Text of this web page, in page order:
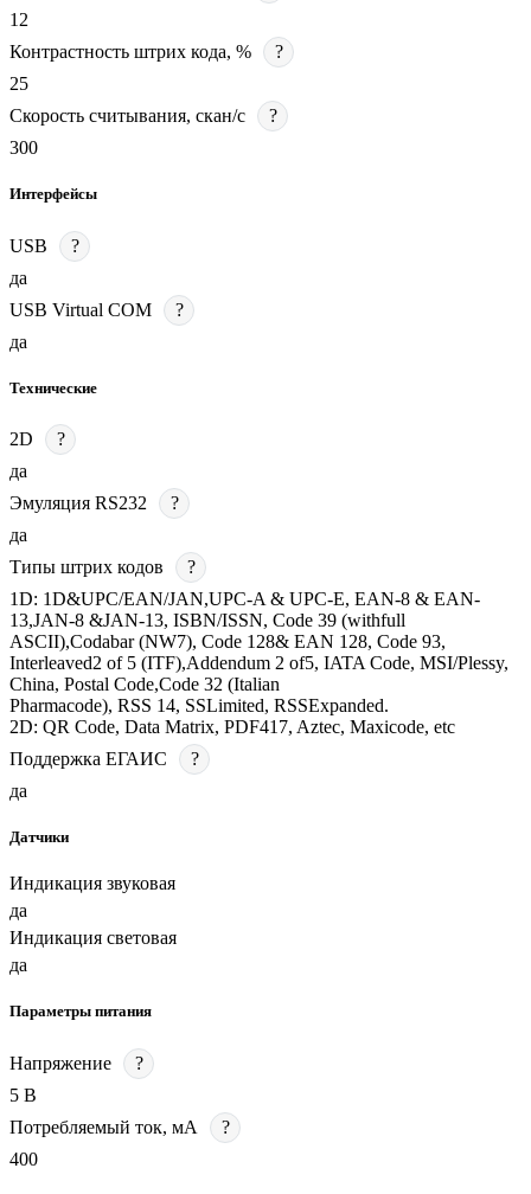
12
Контрастность штрих кода, %
?
25
Скорость считывания, скан/с
?
300
Интерфейсы
USB
?
да
USB Virtual COM
?
да
Технические
2D
?
да
Эмуляция RS232
?
да
Типы штрих кодов
?
1D: 1D&UPC/EAN/JAN,UPC-A & UPC-E, EAN-8 & EAN-
13,JAN-8 &JAN-13, ISBN/ISSN, Code 39 (withfull
ASCII),Codabar (NW7), Code 128& EAN 128, Code 93,
Interleaved2 of 5 (ITF),Addendum 2 of5, IATA Code, MSI/Plessy,
China, Postal Code,Code 32 (Italian
Pharmacode), RSS 14, SSLimited, RSSExpanded.
2D: QR Code, Data Matrix, PDF417, Aztec, Maxicode, etc
Поддержка ЕГАИС
?
да
Датчики
Индикация звуковая
да
Индикация световая
да
Параметры питания
Напряжение
?
5 В
Потребляемый ток, мА
?
400